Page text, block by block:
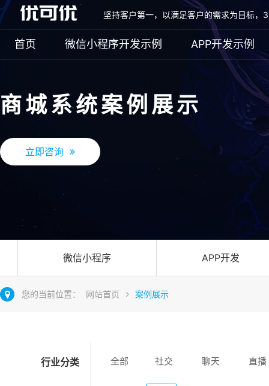
坚持客户第一，以满足客户的需求为目标
首页 微信小程序开发示例 APP开发示例
商城系统案例展示
立即咨询
微信小程序 APP开发
您的当前位置： 网站首页 案例展示
行业分类 全部 社交 聊天 直播